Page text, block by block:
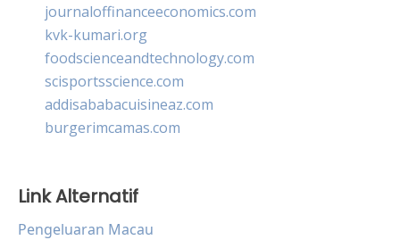
journaloffinanceeconomics.com
kvk-kumari.org
foodscienceandtechnology.com
scisportsscience.com
addisababacuisineaz.com
burgerimcamas.com
Link Alternatif
Pengeluaran Macau